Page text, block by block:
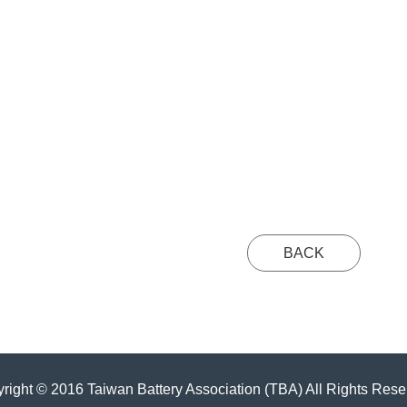
BACK
© 2016 Taiwan Battery Association (TBA) All Rights